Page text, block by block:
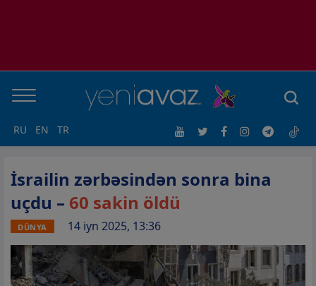
RU EN TR
İsrailin zərbəsindən sonra bina
uçdu – 60 sakin öldü
DÜNYA 14 iyn 2025, 13:36